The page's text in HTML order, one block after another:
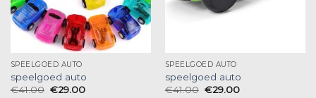
SPEELGOED AUTO
speelgoed auto
€41.00 €29.00
SPEELGOED AUTO
speelgoed auto
€41.00 €29.00